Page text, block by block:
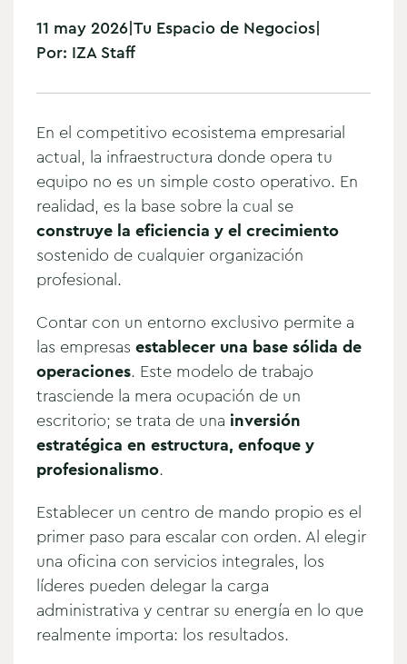
11 may 2026|Tu Espacio de Negocios|
Por: IZA Staff
En el competitivo ecosistema empresarial
actual, la infraestructura donde opera tu
equipo no es un simple costo operativo. En
realidad, es la base sobre la cual se
construye la eficiencia y el crecimiento
sostenido de cualquier organización
profesional.
Contar con un entorno exclusivo permite a
las empresas establecer una base sólida de
operaciones. Este modelo de trabajo
trasciende la mera ocupación de un
escritorio; se trata de una inversión
estratégica en estructura, enfoque y
profesionalismo.
Establecer un centro de mando propio es el
primer paso para escalar con orden. Al elegir
una oficina con servicios integrales, los
líderes pueden delegar la carga
administrativa y centrar su energía en lo que
realmente importa: los resultados.